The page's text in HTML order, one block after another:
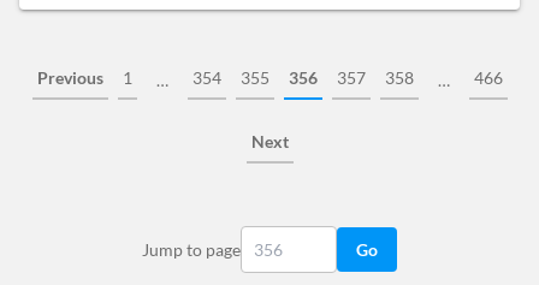
Previous 1 … 354 355 356 357 358 … 466
Next
Jump to page Go